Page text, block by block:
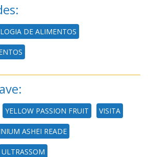
DE ALIMENTOS
YELLOW PASSION FRUIT VISITA
ASHEI READE
ULTRASSOM